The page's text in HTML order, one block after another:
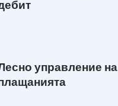
управление на